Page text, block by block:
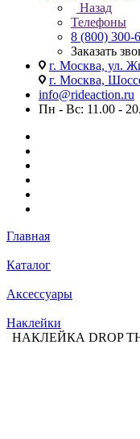
Назад
Телефоны
8 (800) 300-
Заказать
г. Москва, ул.
г. Москва,
info@rideaction.ru
Пн - Вс: 11.00 -
Главная
Каталог
Аксессуары
Наклейки
НАКЛЕЙКА DROP